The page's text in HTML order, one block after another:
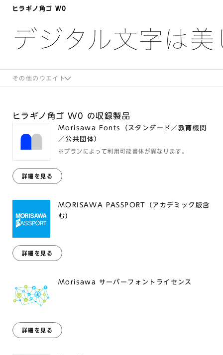
ヒラギノ角ゴ W0
デジタル文字は
その他のウエイト
ヒラギノ角ゴ W0 の収録製品
Morisawa Fonts（スタンダード／教育機関
／公共団体）
※プランによって利用可能書体が異なります。
詳細を見る
MORISAWA PASSPORT（アカデミック版含
む）
詳細を見る
Morisawa サーバーフォントライセンス
詳細を見る